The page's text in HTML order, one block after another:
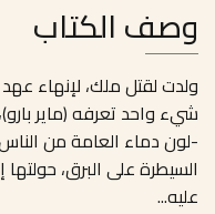
وصف الكتاب
ولدت لقتل ملك، لإنهاء
شيء واحد تعرفه (ماير
-لون دماء العامة من
السيطرة على البرق،
عليه...